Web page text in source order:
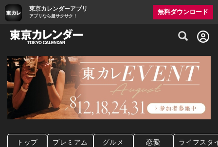
東京カレンダーアプリ
アプリなら超サクサク！
無料ダウンロード
グルメ情報・プレミアムレストラン予約
トップ プレミアム グルメ 恋愛 ライフスタ